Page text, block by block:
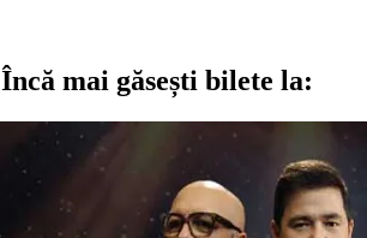
Încă mai găsești bilete la: